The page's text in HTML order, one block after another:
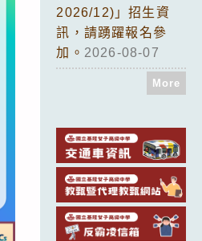
2026/12)」招生資
訊，請踴躍報名參
加。 2026-08-07
More